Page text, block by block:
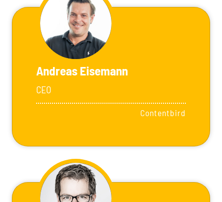
Andreas Eisemann
CEO
Contentbird